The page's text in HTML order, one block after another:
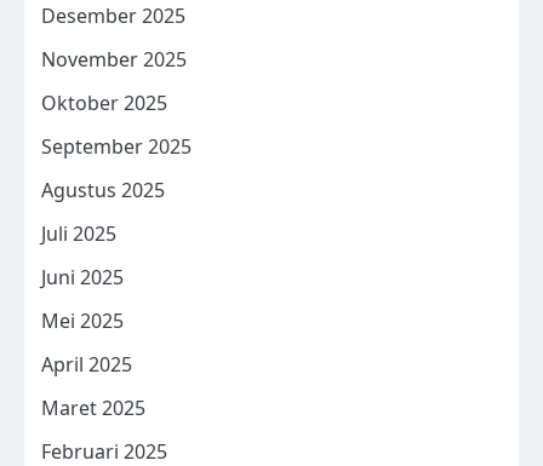
Desember 2025
November 2025
Oktober 2025
September 2025
Agustus 2025
Juli 2025
Juni 2025
Mei 2025
April 2025
Maret 2025
Februari 2025